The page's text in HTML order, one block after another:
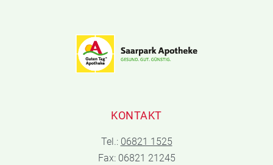
KONTAKT
Tel.: 06821 1525
Fax: 06821 21245